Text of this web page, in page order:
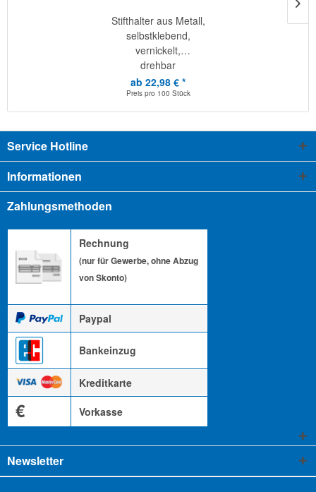
Stifthalter aus Metall,
selbstklebend,
vernickelt,
drehbar
ab 22,98 € *
Preis pro 100 Stück
Service Hotline
Informationen
Zahlungsmethoden
Rechnung
(nur für Gewerbe, ohne Abzug
von Skonto)
Paypal
Bankeinzug
Kreditkarte
€ Vorkasse
Newsletter